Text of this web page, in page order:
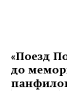
«Поезд
до